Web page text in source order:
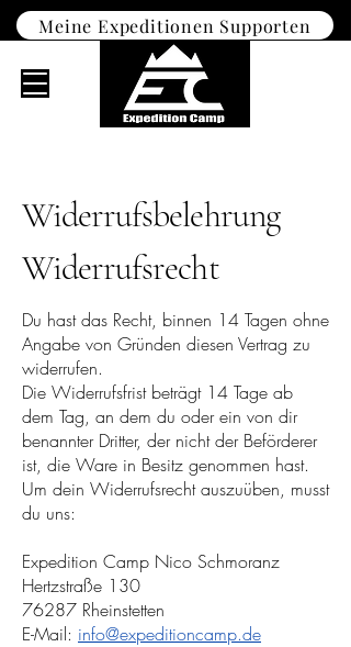
Meine Expeditionen Supporten
Widerrufsbelehrung
Widerrufsrecht
Du hast das Recht, binnen 14 Tagen ohne
Angabe von Gründen diesen Vertrag zu
widerrufen.
Die Widerrufsfrist beträgt 14 Tage ab
dem Tag, an dem du oder ein von dir
benannter Dritter, der nicht der Beförderer
ist, die Ware in Besitz genommen hast.
Um dein Widerrufsrecht auszuüben, musst
du uns:
Expedition Camp Nico Schmoranz
Hertzstraße 130
76287 Rheinstetten
E-Mail: info@expeditioncamp.de